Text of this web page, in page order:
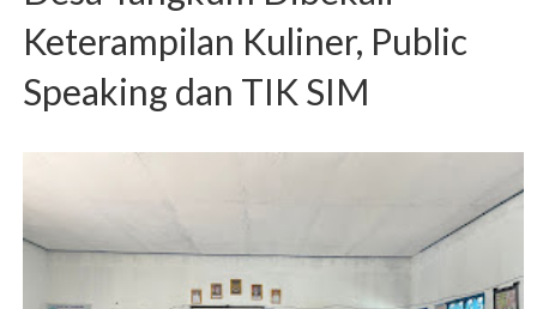
Keterampilan Kuliner, Public
Speaking dan TIK SIM